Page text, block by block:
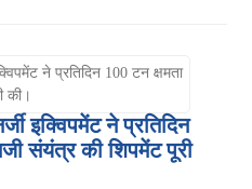
इक्विपमेंट ने प्रतिदिन
संयंत्र की शिपमेंट पूरी